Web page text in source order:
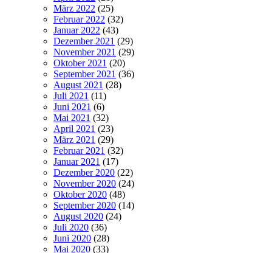
März 2022 (25)
Februar 2022 (32)
Januar 2022 (43)
Dezember 2021 (29)
November 2021 (29)
Oktober 2021 (20)
September 2021 (36)
August 2021 (28)
Juli 2021 (11)
Juni 2021 (6)
Mai 2021 (32)
April 2021 (23)
März 2021 (29)
Februar 2021 (32)
Januar 2021 (17)
Dezember 2020 (22)
November 2020 (24)
Oktober 2020 (48)
September 2020 (14)
August 2020 (24)
Juli 2020 (36)
Juni 2020 (28)
Mai 2020 (33)